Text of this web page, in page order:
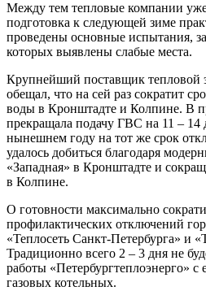
Между тем тепловые компании
подготовка к следующей зиме
проведены основные испытания,
которых выявлены слабые места.
Крупнейший поставщик
обещал, что на сей раз сократит
воды в Кронштадте и Колпине. В
прекращала подачу ГВС на 11 – 14
нынешнем году на тот же срок
удалось добиться благодаря
«Западная» в Кронштадте и
в Колпине.
О готовности максимально
профилактических отключений
«Теплосеть Санкт‑Петербурга» и
Традиционно всего 2 – 3 дня не
работы «Петербургтепло­энерго» с
газовых котельных.